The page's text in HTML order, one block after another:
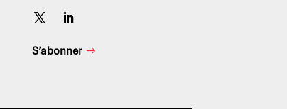
S’abonner